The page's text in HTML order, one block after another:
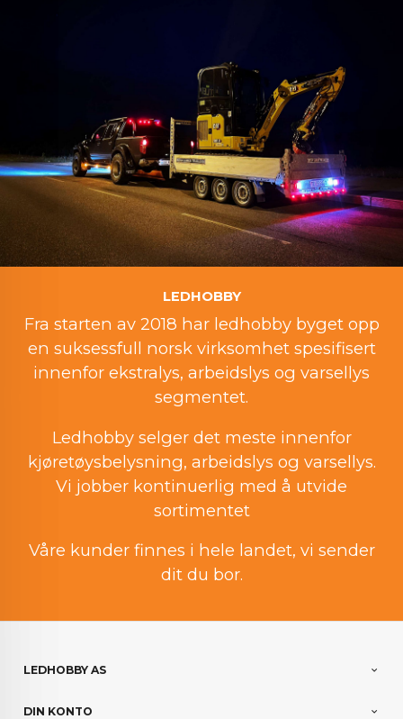
LEDHOBBY
Fra starten av 2018 har ledhobby byget opp
en suksessfull norsk virksomhet spesifisert
innenfor ekstralys, arbeidslys og varsellys
segmentet.
Ledhobby selger det meste innenfor
kjøretøysbelysning, arbeidslys og varsellys.
Vi jobber kontinuerlig med å utvide
sortimentet
Våre kunder finnes i hele landet, vi sender
dit du bor.
LEDHOBBY AS
DIN KONTO